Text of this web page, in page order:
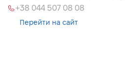
+38 044 507 08 08
Перейти на сайт